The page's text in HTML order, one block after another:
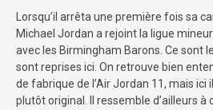
Lorsqu’il arrêta une première fois sa
Michael Jordan a rejoint la ligue
avec les Birmingham Barons. Ce sont
sont reprises ici. On retrouve bien
de fabrique de l’Air Jordan 11, mais
plutôt original. Il ressemble d’ailleurs à